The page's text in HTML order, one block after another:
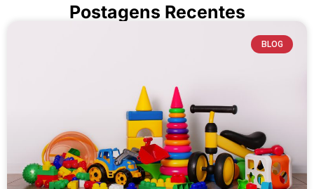
Postagens Recentes
BLOG